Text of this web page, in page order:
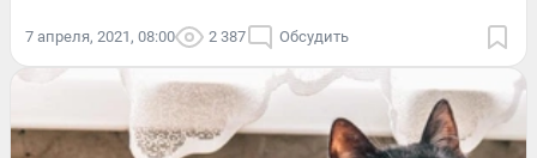
7 апреля, 2021, 08:00 2 387 Обсудить